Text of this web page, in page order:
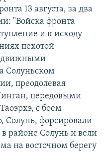
13 августа, за два
"Войска фронта
и к исходу
пехотой
Солуньском
преодолевая
передовыми
с боем
Солунь, форсировали
районе Солунь и вели
на восточном берегу